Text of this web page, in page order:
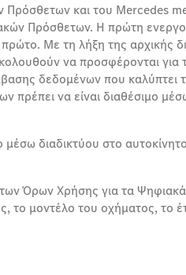
και του Mercedes
Πρόσθετων. Η πρώτη
Με τη λήξη της αρχικής
να προσφέρονται για
δεδομένων που
να είναι διαθέσιμο
διαδικτύου στο
Όρων Χρήσης για τα
το μοντέλο του οχήματος, το